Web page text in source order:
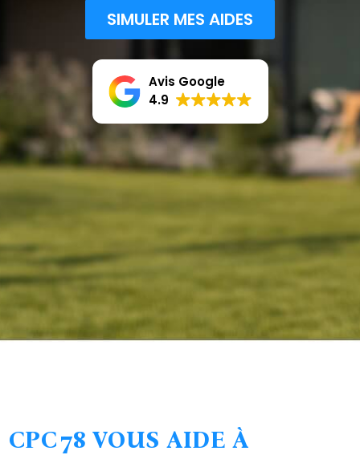
SIMULER MES AIDES
Avis Google
4.9
CPC 78 VOUS AIDE À